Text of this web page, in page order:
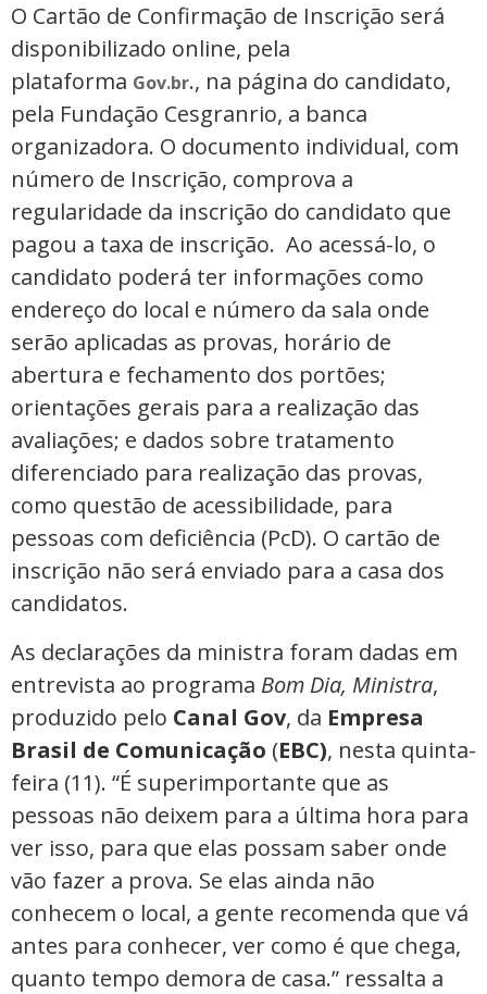
O Cartão de Confirmação de Inscrição será
disponibilizado online, pela
plataforma Gov.br., na página do candidato,
pela Fundação Cesgranrio, a banca
organizadora. O documento individual, com
número de Inscrição, comprova a
regularidade da inscrição do candidato que
pagou a taxa de inscrição. Ao acessá-lo, o
candidato poderá ter informações como
endereço do local e número da sala onde
serão aplicadas as provas, horário de
abertura e fechamento dos portões;
orientações gerais para a realização das
avaliações; e dados sobre tratamento
diferenciado para realização das provas,
como questão de acessibilidade, para
pessoas com deficiência (PcD). O cartão de
inscrição não será enviado para a casa dos
candidatos.
As declarações da ministra foram dadas em
entrevista ao programa Bom Dia, Ministra,
produzido pelo Canal Gov, da Empresa
Brasil de Comunicação (EBC), nesta quinta-
feira (11). “É superimportante que as
pessoas não deixem para a última hora para
ver isso, para que elas possam saber onde
vão fazer a prova. Se elas ainda não
conhecem o local, a gente recomenda que vá
antes para conhecer, ver como é que chega,
quanto tempo demora de casa.” ressalta a